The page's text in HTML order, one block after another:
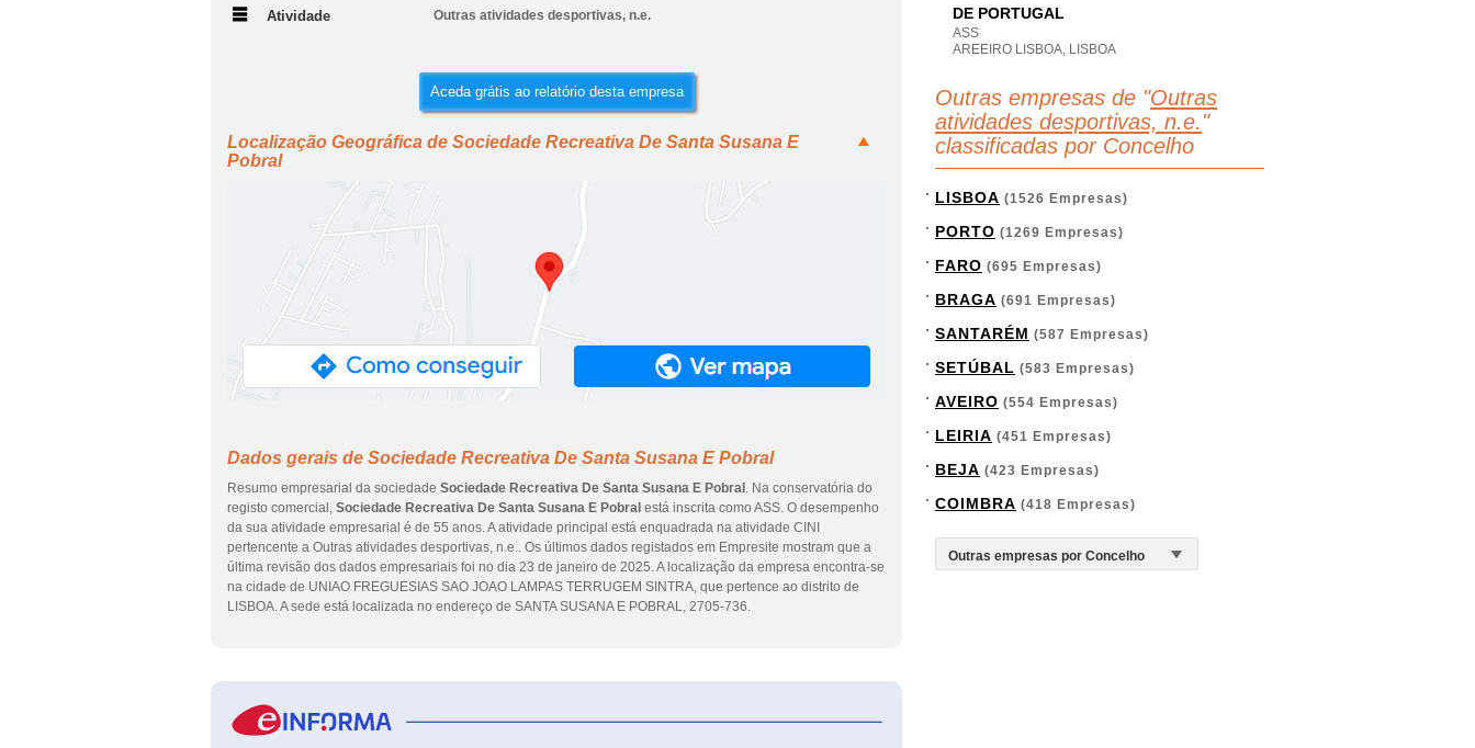
Atividade Outras atividades desportivas, n.e.
Aceda grátis ao relatório desta empresa
Localização Geográfica de Sociedade Recreativa De Santa Susana E
Pobral
Dados gerais de Sociedade Recreativa De Santa Susana E Pobral
Resumo empresarial da sociedade Sociedade Recreativa De Santa Susana E Pobral . Na conservatória do
registo comercial, Sociedade Recreativa De Santa Susana E Pobral está inscrita como ASS. O desempenho
da sua atividade empresarial é de 55 anos. A atividade principal está enquadrada na atividade CINI
pertencente a Outras atividades desportivas, n.e.. Os últimos dados registados em Empresite mostram que a
última revisão dos dados empresariais foi no dia 23 de janeiro de 2025. A localização da empresa encontra-se
na cidade de UNIAO FREGUESIAS SAO JOAO LAMPAS TERRUGEM SINTRA, que pertence ao distrito de
LISBOA. A sede está localizada no endereço de SANTA SUSANA E POBRAL, 2705-736.
DE PORTUGAL
ASS
AREEIRO LISBOA, LISBOA
Outras empresas de "Outras
atividades desportivas, n.e. "
classificadas por Concelho
LISBOA (1526 Empresas)
PORTO (1269 Empresas)
FARO (695 Empresas)
BRAGA (691 Empresas)
SANTARÉM (587 Empresas)
SETÚBAL (583 Empresas)
AVEIRO (554 Empresas)
LEIRIA (451 Empresas)
BEJA (423 Empresas)
COIMBRA (418 Empresas)